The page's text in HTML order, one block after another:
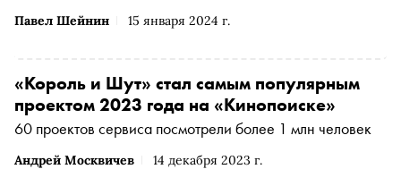
Павел Шейнин 15 января 2024 г.
Андрей Москвичев 14 декабря 2023 г.
«Король и Шут» стал самым популярным
проектом 2023 года на «Кинопоиске»
60 проектов сервиса посмотрели более 1 млн человек